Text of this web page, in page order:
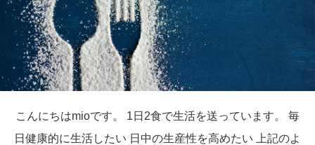
こんにちはmioです。 1日2食で生活を送っています。 毎
日健康的に生活したい 日中の生産性を高めたい 上記のよ